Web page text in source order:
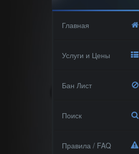
Главная
Услуги и Цены
Бан Лист
Поиск
Правила / FAQ